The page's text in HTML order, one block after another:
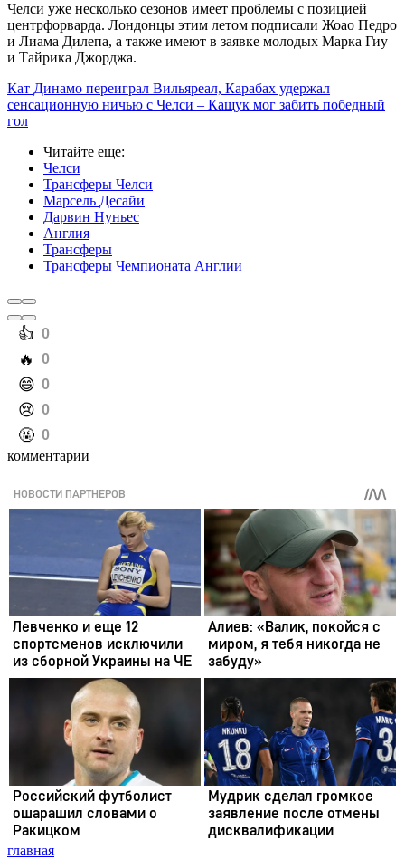
Челси уже несколько сезонов имеет проблемы с позицией
центрфорварда. Лондонцы этим летом подписали Жоао Педро
и Лиама Дилепа, а также имеют в заявке молодых Марка Гиу
и Тайрика Джорджа.
Кат Динамо переиграл Вильяреал, Карабах удержал
сенсационную ничью с Челси – Кащук мог забить победный
гол
Читайте еще:
Челси
Трансферы Челси
Марсель Десайи
Дарвин Нуньес
Англия
Трансферы
Трансферы Чемпионата Англии
️👍 0
️🔥 0
️😄 0
️😢 0
️🤬 0
комментарии
главная